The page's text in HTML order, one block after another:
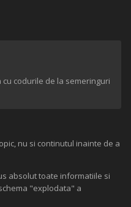
codurile de la semeringuri
nu si continutul inainte de a
absolut toate informatiile si
"explodata" a